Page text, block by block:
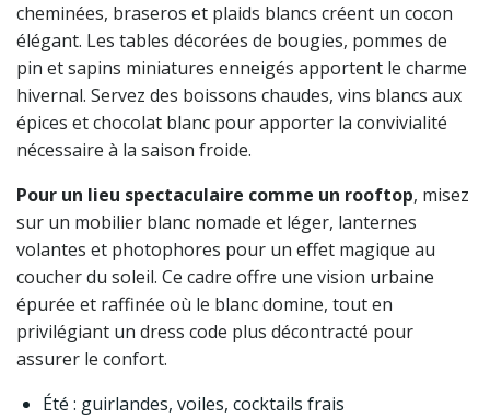
cheminées, braseros et plaids blancs créent un cocon
élégant. Les tables décorées de bougies, pommes de
pin et sapins miniatures enneigés apportent le charme
hivernal. Servez des boissons chaudes, vins blancs aux
épices et chocolat blanc pour apporter la convivialité
nécessaire à la saison froide.
Pour un lieu spectaculaire comme un rooftop, misez
sur un mobilier blanc nomade et léger, lanternes
volantes et photophores pour un effet magique au
coucher du soleil. Ce cadre offre une vision urbaine
épurée et raffinée où le blanc domine, tout en
privilégiant un dress code plus décontracté pour
assurer le confort.
Été : guirlandes, voiles, cocktails frais